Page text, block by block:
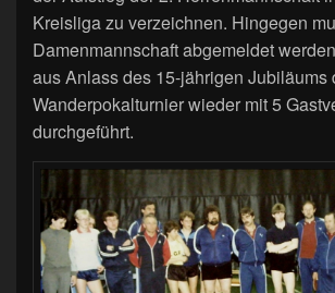
Kreisliga zu verzeichnen. Hingegen
Damenmannschaft abgemeldet
aus Anlass des 15-jährigen Jubiläums
Wanderpokalturnier wieder mit 5
durchgeführt.